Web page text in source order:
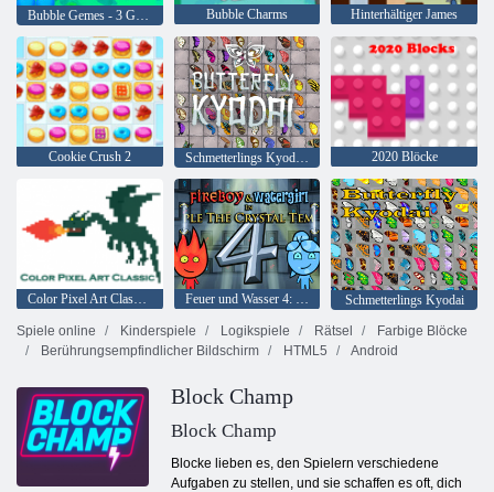
Bubble Gemes - 3 Gewinnt Bubble Charms Hinterhältiger James
Cookie Crush 2 Schmetterlings Kyodai HD 2020 Blöcke
Schmetterlings Kyodai
Spiele online
Kinderspiele Logikspiele Rätsel
Farbige Blöcke
Berührungsempfindlicher Bildschirm
HTML5 Android
Block Champ
Block Champ
Blocke lieben es, den Spielern verschiedene
Aufgaben zu stellen, und sie schaffen es oft, dich